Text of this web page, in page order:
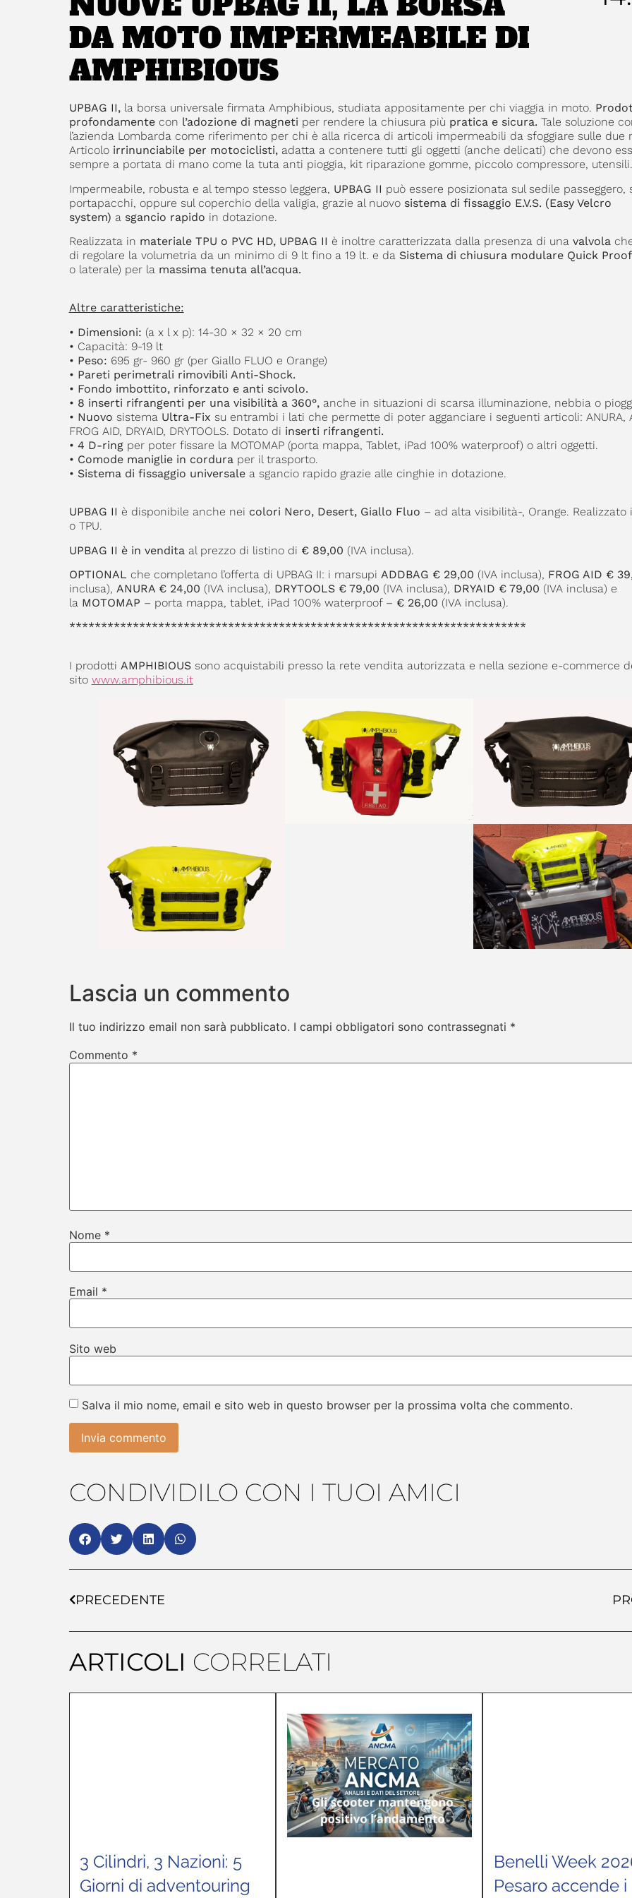
DA MOTO IMPERMEABILE DI
AMPHIBIOUS
UPBAG II,la borsa universale firmata Amphibious, studiata appositamente per chi viaggia in moto.
profondamentecon l’adozione di magneti per rendere la chiusura più pratica e sicura. Tale soluzione
l’azienda Lombarda come riferimento per chi è alla ricerca di articoli impermeabili da sfoggiare sulle due
Articolo irrinunciabile per motociclisti,adatta a contenere tutti gli oggetti (anche delicati) che devono
sempre a portata di mano come la tuta anti pioggia, kit riparazione gomme, piccolo compressore, utensili.
Impermeabile, robusta e al tempo stesso leggera, UPBAG II può essere posizionata sul sedile passeggero,
portapacchi, oppure sul coperchio della valigia, grazie al nuovo sistema di fissaggio E.V.S. (Easy Velcro
system) a sgancio rapido in dotazione.
Realizzata in materiale TPU o PVC HD, UPBAG II è inoltre caratterizzata dalla presenza di una valvola
di regolare la volumetria da un minimo di 9 lt fino a 19 lt. e da Sistema di chiusura modulare Quick
o laterale) per lamassima tenuta all’acqua.
Altre caratteristiche:
• Dimensioni: (a x l x p): 14-30 × 32 × 20 cm
• Capacità: 9-19 lt
• Peso: 695 gr- 960 gr (per Giallo FLUO e Orange)
• Pareti perimetrali rimovibili Anti-Shock.
• Fondo imbottito, rinforzato e anti scivolo.
• 8 inserti rifrangenti per una visibilità a 360°,anche in situazioni di scarsa illuminazione, nebbia o
• Nuovo sistema Ultra-Fix su entrambi i lati che permette di poter agganciare i seguenti articoli: ANURA,
FROG AID, DRYAID, DRYTOOLS. Dotato di inserti rifrangenti.
• 4 D-ring per poter fissare la MOTOMAP (porta mappa, Tablet, iPad 100% waterproof) o altri oggetti.
• Comode maniglie in corduraper il trasporto.
• Sistema di fissaggio universalea sgancio rapido grazie alle cinghie in dotazione.
UPBAG II è disponibile anche nei colori Nero, Desert, Giallo Fluo – ad alta visibilità-, Orange. Realizzato
o TPU.
UPBAG II è in vendita al prezzo di listino di € 89,00 (IVA inclusa).
OPTIONAL che completano l’offerta di UPBAG II: i marsupi ADDBAG € 29,00 (IVA inclusa), FROG AID €
inclusa), ANURA € 24,00 (IVA inclusa), DRYTOOLS € 79,00 (IVA inclusa), DRYAID € 79,00 (IVA inclusa) e
la MOTOMAP – porta mappa, tablet, iPad 100% waterproof – € 26,00 (IVA inclusa).
************************************************************************
I prodotti AMPHIBIOUSsono acquistabili presso la rete vendita autorizzata e nella sezione e-commerce
sito www.amphibious.it
Lascia un commento
Il tuo indirizzo email non sarà pubblicato. I campi obbligatori sono contrassegnati *
Commento *
Nome *
Email *
Sito web
Salva il mio nome, email e sito web in questo browser per la prossima volta che commento.
CONDIVIDILO CON I TUOI AMICI
PRECEDENTE
ARTICOLI CORRELATI
3 Cilindri, 3 Nazioni: 5
Giorni di adventouring
Benelli Week
Pesaro accende i